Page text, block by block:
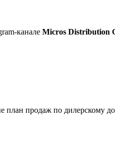
канале Micros Distribution
продаж по дилерскому